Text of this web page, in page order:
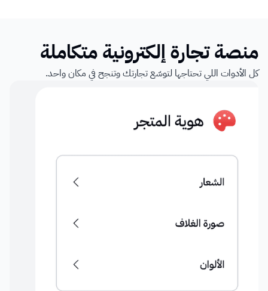
منصة تجارة إلكترونية متكاملة
كل الأدوات اللي تحتاجها لتوسّع تجارتك وتنجح في مكان واحد.